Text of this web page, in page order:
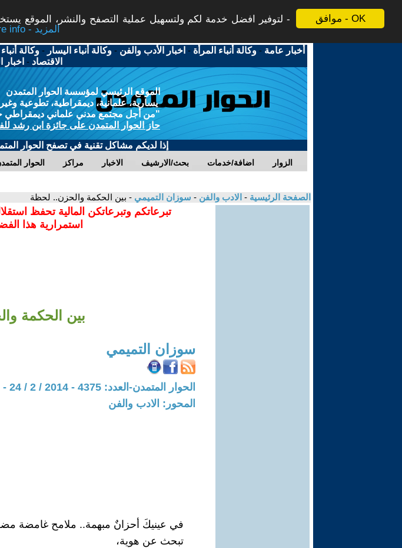
موافق - OK
لتوفير افضل خدمة لكم ولتسهيل عملية التصفح والنشر، الموقع
More info - المزيد
أخبار عامة -وكالة أنباء المرأة - اخبار الأدب والفن -وكالة أنباء اليسار -وكالة
الاقتصاد -
الموقع الرئيسي لمؤسسة الحوار المتمدن
يسارية، علمانية، ديمقراطية، تطوعية
"من أجل مجتمع مدني علماني ديمقراطي
حاز الحوار المتمدن على جائزة ابن رشد
إذا لديكم مشاكل تقنية في تصفح الحوار
الحوار مراكز الاخبار بحث/الارشيف اضافة/خدمات الزوار
الصفحة الرئيسية - الادب والفن - سوزان التميمي - بين الحكمة والحزن.. لحظة
تبرعاتكم وتبرعاتكن المالية تحفظ
استمرارية هذا
بين الحكمة
سوزان التميمي
الحوار المتمدن-العدد: 4375 - 2014 / 2 / 24 - 09:09
المحور: الادب والفن
في عينيكَ أحزانٌ مبهمة.. ملامح غامضة
تبحث عن هوية،